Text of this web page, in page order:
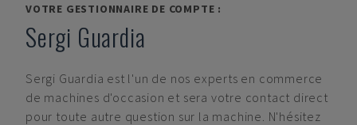
VOTRE GESTIONNAIRE DE COMPTE :
Sergi Guardia
Sergi Guardia est l'un de nos experts en commerce
de machines d'occasion et sera votre contact direct
pour toute autre question sur la machine. N'hésitez